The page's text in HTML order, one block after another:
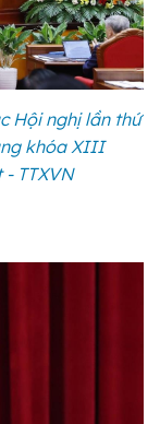
Hội nghị lần thứ
khóa XIII
TTXVN